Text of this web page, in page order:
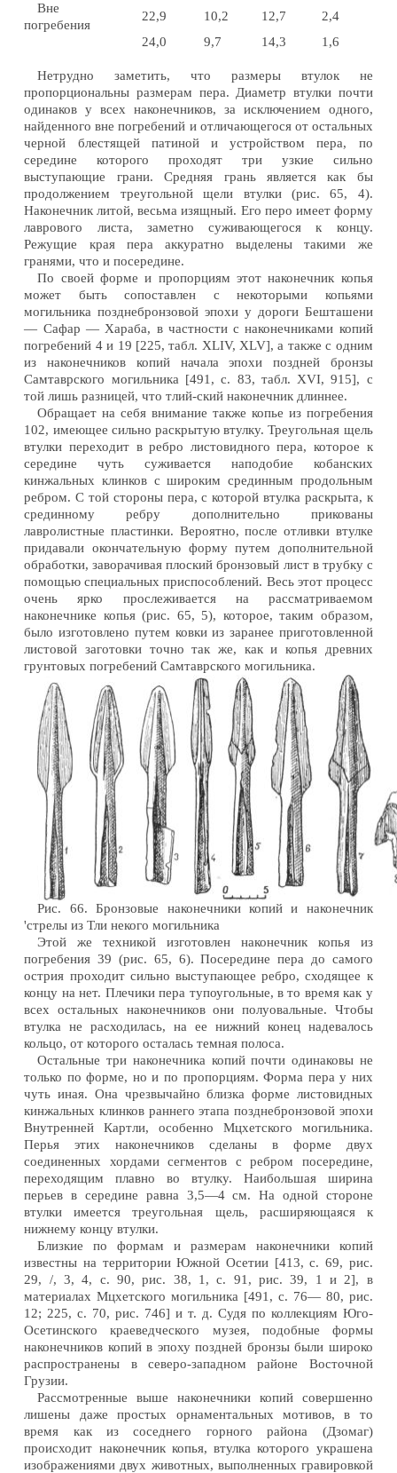
Вне
погребения
22,9 10,2 12,7
2,4
24,0
9,7 14,3 1,6
Нетрудно заметить, что размеры втулок не
пропорциональны размерам пера. Диаметр втулки почти
одинаков у всех наконечников, за исключением одного,
найденного вне погребений и отличающегося от остальных
черной блестящей патиной и устройством пера, по
середине которого проходят три узкие сильно
выступающие грани. Средняя грань является как бы
продолжением треугольной щели втулки (рис. 65, 4).
Наконечник литой, весьма изящный. Его перо имеет форму
лаврового листа, заметно суживающегося к концу.
Режущие края пера аккуратно выделены такими же
гранями, что и посередине.
По своей форме и пропорциям этот наконечник копья
может быть сопоставлен с некоторыми копьями
могильника позднебронзовой эпохи у дороги Бешташени
— Сафар — Хараба, в частности с наконечниками копий
погребений 4 и 19 [225, табл. XLIV, XLV], а также с одним
из наконечников копий начала эпохи поздней бронзы
Самтаврского могильника [491, с. 83, табл. XVI, 915], с
той лишь разницей, что тлий-ский наконечник длиннее.
Обращает на себя внимание также копье из погребения
102, имеющее сильно раскрытую втулку. Треугольная щель
втулки переходит в ребро листовидного пера, которое к
середине чуть суживается наподобие кобанских
кинжальных клинков с широким срединным продольным
ребром. С той стороны пера, с которой втулка раскрыта, к
срединному ребру дополнительно прикованы
лавролистные пластинки. Вероятно, после отливки втулке
придавали окончательную форму путем дополнительной
обработки, заворачивая плоский бронзовый лист в трубку с
помощью специальных приспособлений. Весь этот процесс
очень ярко прослеживается на рассматриваемом
наконечнике копья (рис. 65, 5), которое, таким образом,
было изготовлено путем ковки из заранее приготовленной
листовой заготовки точно так же, как и копья древних
грунтовых погребений Самтаврского могильника.
Рис. 66. Бронзовые наконечники копий и наконечник
'стрелы из Тли некого могильника
Этой же техникой изготовлен наконечник копья из
погребения 39 (рис. 65, 6). Посередине пера до самого
острия проходит сильно выступающее ребро, сходящее к
концу на нет. Плечики пера тупоугольные, в то время как у
всех остальных наконечников они полуовальные. Чтобы
втулка не расходилась, на ее нижний конец надевалось
кольцо, от которого осталась темная полоса.
Остальные три наконечника копий почти одинаковы не
только по форме, но и по пропорциям. Форма пера у них
чуть иная. Она чрезвычайно близка форме листовидных
кинжальных клинков раннего этапа позднебронзовой эпохи
Внутренней Картли, особенно Мцхетского могильника.
Перья этих наконечников сделаны в форме двух
соединенных хордами сегментов с ребром посередине,
переходящим плавно во втулку. Наибольшая ширина
перьев в середине равна 3,5—4 см. На одной стороне
втулки имеется треугольная щель, расширяющаяся к
нижнему концу втулки.
Близкие по формам и размерам наконечники копий
известны на территории Южной Осетии [413, с. 69, рис.
29, /, 3, 4, с. 90, рис. 38, 1, с. 91, рис. 39, 1 и 2], в
материалах Мцхетского могильника [491, с. 76— 80, рис.
12; 225, с. 70, рис. 746] и т. д. Судя по коллекциям Юго-
Осетинского краеведческого музея, подобные формы
наконечников копий в эпоху поздней бронзы были широко
распространены в северо-западном районе Восточной
Грузии.
Рассмотренные выше наконечники копий совершенно
лишены даже простых орнаментальных мотивов, в то
время как из соседнего горного района (Дзомаг)
происходит наконечник копья, втулка которого украшена
изображениями двух животных, выполненных гравировкой